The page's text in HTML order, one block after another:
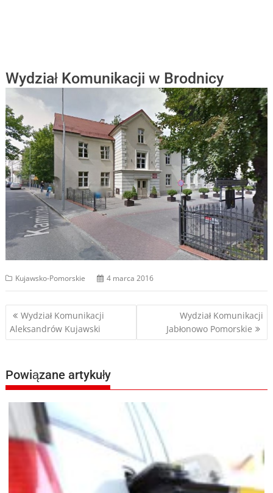
Wydział Komunikacji w Brodnicy
Kujawsko-Pomorskie 4 marca 2016
Nawigacja
wpisu
Wydział Komunikacji
Aleksandrów Kujawski
Wydział Komunikacji
Jabłonowo Pomorskie
Powiązane artykuły